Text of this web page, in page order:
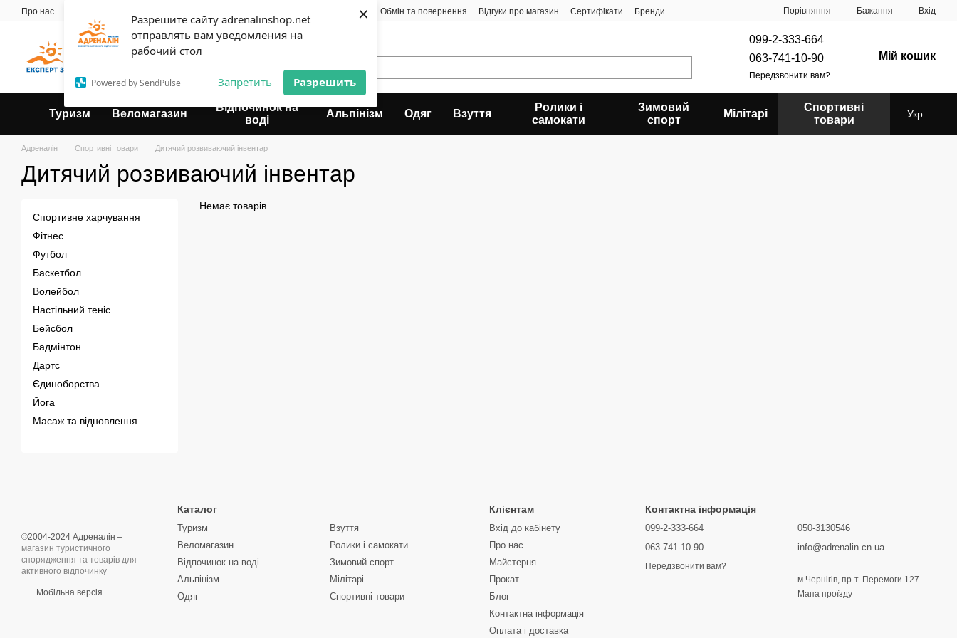
Разрешите сайту adrenalinshop.net
отправлять вам уведомления на
рабочий стол
Powered by SendPulse Запретить Разрешить
×
Перейти до основного контенту
Про нас Оплата і доставка Обмін та повернення Відгуки про магазин Сертифікати
Бренди
Угода користувача
Порівняння Бажання Вхід
Експерт твого відпочинку
099-2-333-664
063-741-10-90
Передзвонити вам?
Мій кошик
Туризм Веломагазин
Відпочинок на
воді
Альпінізм Одяг Взуття
Ролики і
самокати
Зимовий
спорт
Мілітарі
Спортивні
товари
Укр
Адреналін Спортивні товари Дитячий розвиваючий інвентар
Дитячий розвиваючий інвентар
Немає товарів
Спортивне харчування
Фітнес
Футбол
Баскетбол
Волейбол
Настільний теніс
Бейсбол
Бадмінтон
Дартс
Єдиноборства
Йога
Масаж та відновлення
©2004-2024 Адреналін –
магазин туристичного
спорядження та товарів для
активного відпочинку
Мобільна версія
Каталог
Туризм
Веломагазин
Відпочинок на воді
Альпінізм
Одяг
Взуття
Ролики і самокати
Зимовий спорт
Мілітарі
Спортивні товари
Клієнтам
Вхід до кабінету
Про нас
Майстерня
Прокат
Блог
Контактна інформація
Оплата і доставка
Контактна інформація
099-2-333-664
063-741-10-90
Передзвонити вам?
050-3130546
info@adrenalin.cn.ua
м.Чернігів, пр-т. Перемоги 127
Мапа проїзду